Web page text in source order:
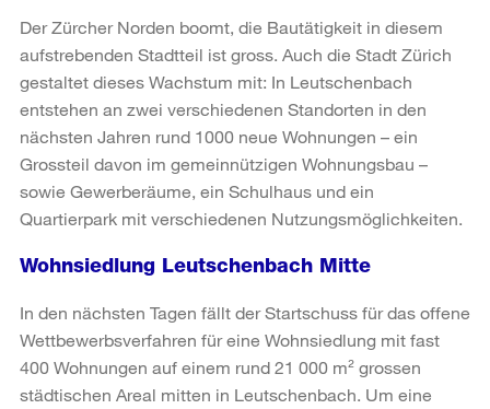
Der Zürcher Norden boomt, die Bautätigkeit in diesem
aufstrebenden Stadtteil ist gross. Auch die Stadt Zürich
gestaltet dieses Wachstum mit: In Leutschenbach
entstehen an zwei verschiedenen Standorten in den
nächsten Jahren rund 1000 neue Wohnungen – ein
Grossteil davon im gemeinnützigen Wohnungsbau –
sowie Gewerberäume, ein Schulhaus und ein
Quartierpark mit verschiedenen Nutzungsmöglichkeiten.
Wohnsiedlung Leutschenbach Mitte
In den nächsten Tagen fällt der Startschuss für das offene
Wettbewerbsverfahren für eine Wohnsiedlung mit fast
400 Wohnungen auf einem rund 21 000 m² grossen
städtischen Areal mitten in Leutschenbach. Um eine